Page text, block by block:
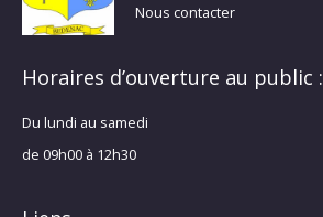
Nous contacter
Horaires d’ouverture au public :
Du lundi au samedi
de 09h00 à 12h30